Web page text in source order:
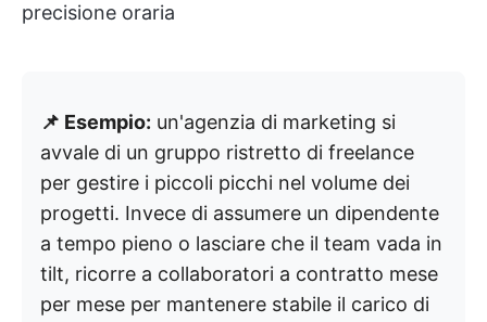
precisione oraria
📌 Esempio: un'agenzia di marketing si
avvale di un gruppo ristretto di freelance
per gestire i piccoli picchi nel volume dei
progetti. Invece di assumere un dipendente
a tempo pieno o lasciare che il team vada in
tilt, ricorre a collaboratori a contratto mese
per mese per mantenere stabile il carico di